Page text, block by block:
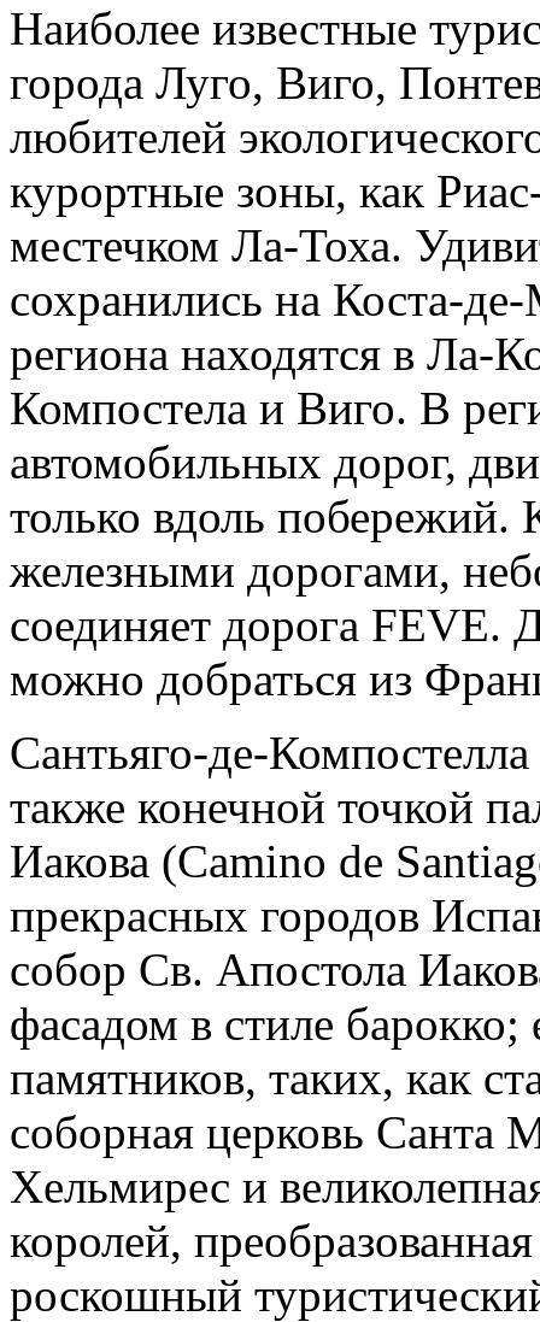
Наиболее известные
города Луго, Виго,
любителей
курортные зоны, как
местечком Ла-Тоха.
сохранились на Коста-
региона находятся в Ла-
Компостела и Виго. В
автомобильных дорог,
только вдоль побережий.
железными дорогами,
соединяет дорога FEVE.
можно добраться из
Сантьяго-де-
также конечной точкой
Иакова (Camino de
прекрасных городов
собор Св. Апостола
фасадом в стиле
памятников, таких, как
соборная церковь Санта
Хельмирес и
королей,
роскошный